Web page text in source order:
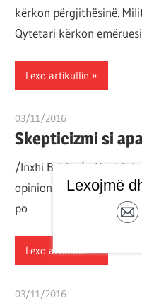
kërkon përgjithësinë.
Qytetari kërkon
Lexo artikullin
03/11/2016
Skepticizmi si
/Inxhi Brisku/ Ky
opinioni, që mori formë
po
Lexo artikullin
03/11/2016
Lexojmë